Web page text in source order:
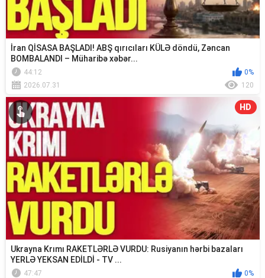
İran QİSASA BAŞLADI! ABŞ qırıcıları KÜLƏ döndü, Zəncan
BOMBALANDI – Müharibə xəbər...
44:12
0%
2026.07.31
120
HD
Ukrayna Krımı RAKETLƏRLƏ VURDU: Rusiyanın hərbi bazaları
YERLƏ YEKSAN EDİLDİ - TV ...
47:47
0%